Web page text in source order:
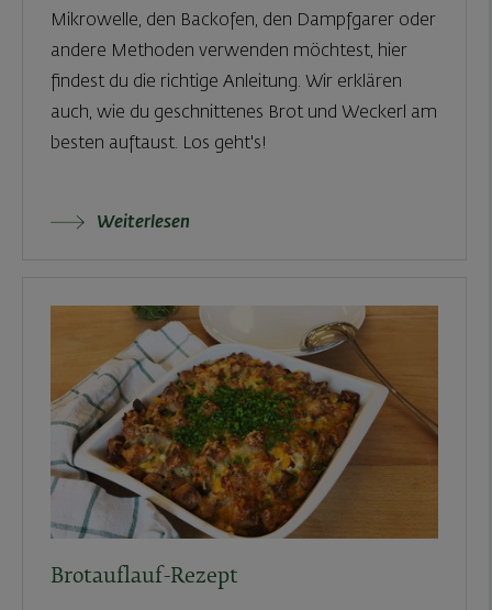
Mikrowelle, den Backofen, den Dampfgarer oder
andere Methoden verwenden möchtest, hier
findest du die richtige Anleitung. Wir erklären
auch, wie du geschnittenes Brot und Weckerl am
besten auftaust. Los geht's!
Weiterlesen
Brotauflauf-Rezept